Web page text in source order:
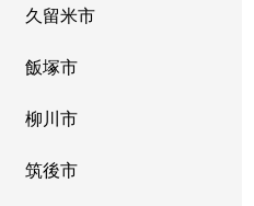
久留米市
飯塚市
柳川市
筑後市